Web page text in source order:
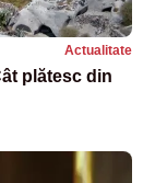
Actualitate
plătesc din